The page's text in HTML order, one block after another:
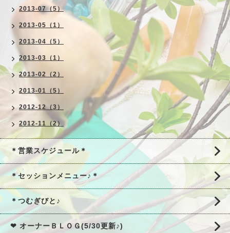
2013-07（5）
2013-05（1）
2013-04（5）
2013-03（1）
2013-02（2）
2013-01（5）
2012-12（3）
2012-11（2）
＊営業スケジュール＊
＊セッションメニュー♪＊
＊つむぎびと♪
❤ オーナーＢＬＯＧ(5/30更新♪)